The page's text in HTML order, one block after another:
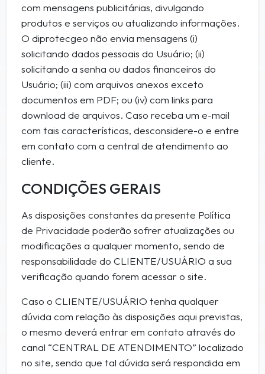
com mensagens publicitárias, divulgando
produtos e serviços ou atualizando informações.
O diprotecgeo não envia mensagens (i)
solicitando dados pessoais do Usuário; (ii)
solicitando a senha ou dados financeiros do
Usuário; (iii) com arquivos anexos exceto
documentos em PDF; ou (iv) com links para
download de arquivos. Caso receba um e-mail
com tais características, desconsidere-o e entre
em contato com a central de atendimento ao
cliente.
CONDIÇÕES GERAIS
As disposições constantes da presente Política
de Privacidade poderão sofrer atualizações ou
modificações a qualquer momento, sendo de
responsabilidade do CLIENTE/USUÁRIO a sua
verificação quando forem acessar o site.
Caso o CLIENTE/USUÁRIO tenha qualquer
dúvida com relação às disposições aqui previstas,
o mesmo deverá entrar em contato através do
canal “CENTRAL DE ATENDIMENTO” localizado
no site, sendo que tal dúvida será respondida em